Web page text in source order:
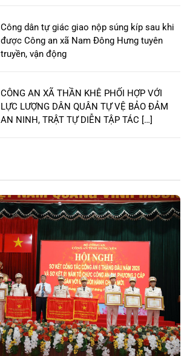
Công dân tự giác giao nộp súng kíp sau khi
được Công an xã Nam Đông Hưng tuyên
truyền, vận động
CÔNG AN XÃ THẦN KHÊ PHỐI HỢP VỚI
LỰC LƯỢNG DÂN QUÂN TỰ VỆ BẢO ĐẢM
AN NINH, TRẬT TỰ DIỄN TẬP TÁC […]